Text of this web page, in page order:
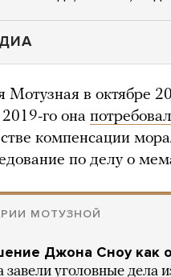
в октябре
го она
компенсации
по делу о
МОТУЗНОЙ
Джона Сноу как
завели уголовные дела